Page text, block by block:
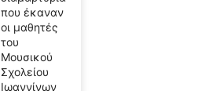
που έκαναν
οι μαθητές
του
Μουσικού
Σχολείου
Ιωαννίνων